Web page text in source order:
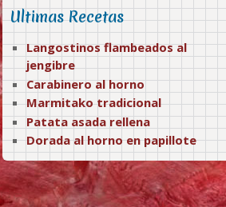
Ultimas Recetas
Langostinos flambeados al
jengibre
Carabinero al horno
Marmitako tradicional
Patata asada rellena
Dorada al horno en papillote